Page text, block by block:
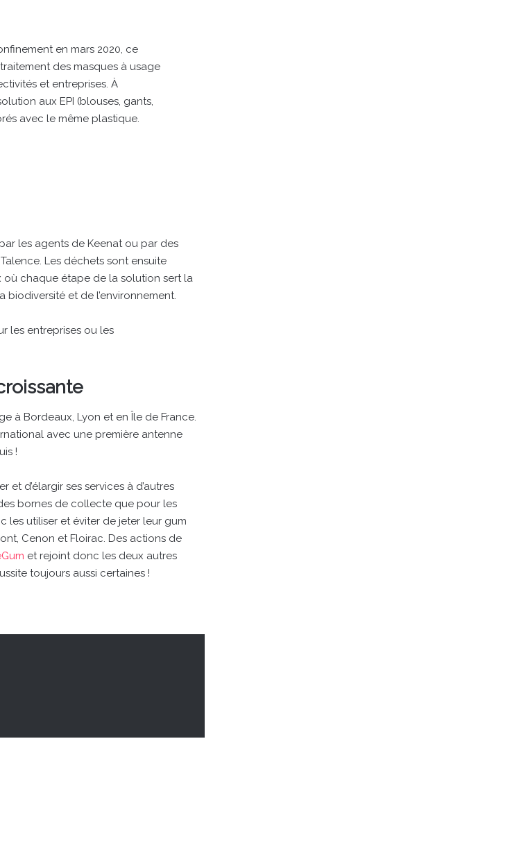
en mars 2020, ce
des masques à usage
et entreprises. À
aux EPI (blouses, gants,
avec le même plastique.
les agents de Keenat ou par des
Les déchets sont ensuite
où chaque étape de la solution sert la
et de l’environnement.
les entreprises ou les
à Bordeaux, Lyon et en Île de France.
avec une première antenne
!
d’élargir ses services à d’autres
bornes de collecte que pour les
les utiliser et éviter de jeter leur gum
Cenon et Floirac. Des actions de
et rejoint donc les deux autres
toujours aussi certaines !